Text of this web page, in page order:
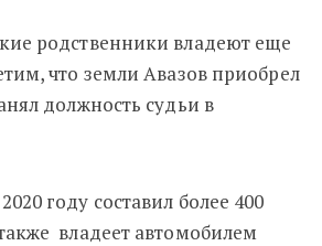
родственники владеют еще
что земли Авазов приобрел
должность судьи в
году составил более 400
владеет автомобилем